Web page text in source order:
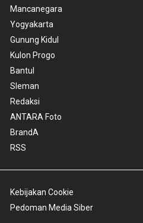
Mancanegara
Yogyakarta
Gunung Kidul
Kulon Progo
Bantul
Sleman
Redaksi
ANTARA Foto
BrandA
RSS
Kebijakan Cookie
Pedoman Media Siber